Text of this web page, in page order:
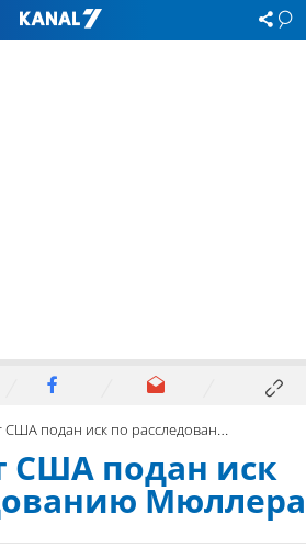
подан иск по расследованию Мюллера
США подан иск
Мюллера